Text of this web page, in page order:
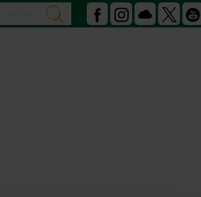
search Facebook
Instagram
Podcast